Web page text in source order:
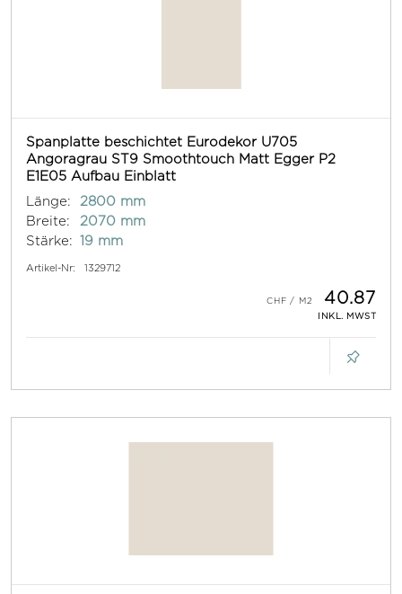
Spanplatte beschichtet Eurodekor U705
Angoragrau ST9 Smoothtouch Matt Egger P2
E1E05 Aufbau Einblatt
Länge:
2800 mm
Breite:
2070 mm
Stärke: 19 mm
Artikel-Nr: 1329712
40.87
INKL. MWST